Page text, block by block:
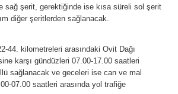
sağ şerit, gerektiğinde ise kısa süreli sol şerit
diğer şeritlerden sağlanacak.
44. kilometreleri arasındaki Ovit Dağı
karşı gündüzleri 07.00-17.00 saatleri
sağlanacak ve geceleri ise can ve mal
07.00 saatleri arasında yol trafiğe